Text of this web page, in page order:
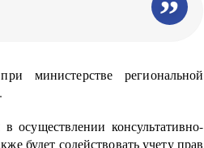
министерстве региональной
осуществлении консультативно-
будет содействовать учету прав